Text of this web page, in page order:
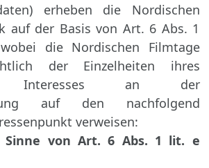
erheben die Nordischen
auf der Basis von Art. 6 Abs. 1
die Nordischen Filmtage
der Einzelheiten ihres
Interesses an der
auf den nachfolgend
verweisen:
Sinne von Art. 6 Abs. 1 lit. e